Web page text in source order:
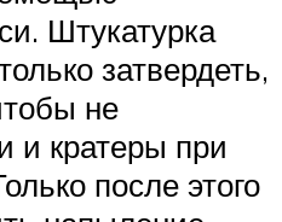
Штукатурка
затвердеть,
не
и кратеры при
после этого